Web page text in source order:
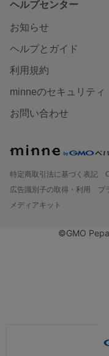
ヘルプセンター
お知らせ
ヘルプとガイド
利用規約
minneのセキュリティ
お問い合わせ
特定商取引法に基づく表記
広告識別子の取得・利用
プ
メディアキット
©GMO